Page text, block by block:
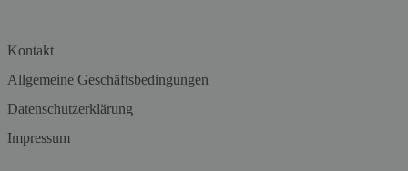
Kontakt
Allgemeine Geschäftsbedingungen
Datenschutzerklärung
Impressum